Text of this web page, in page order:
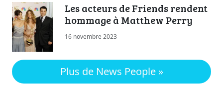
Les acteurs de Friends rendent
hommage à Matthew Perry
16 novembre 2023
Plus de News People »